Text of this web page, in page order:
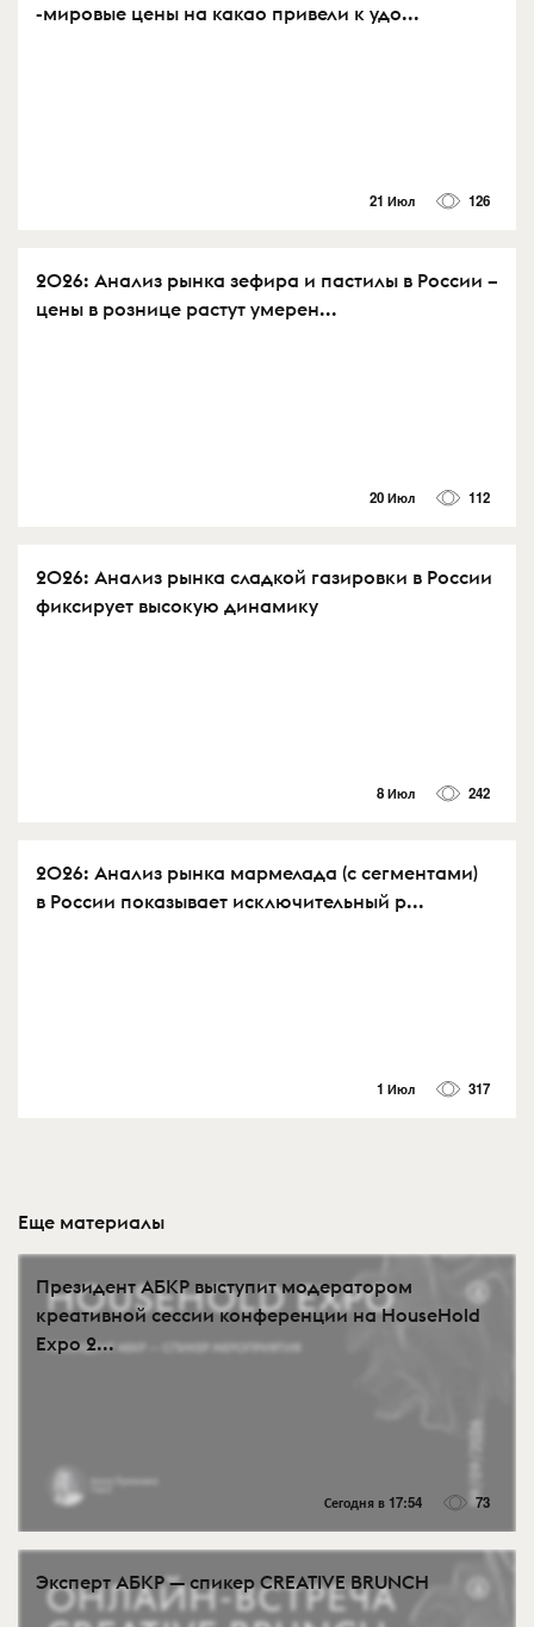
-мировые цены на какао привели к удо...
21 Июл 126
2026: Анализ рынка зефира и пастилы в России –
цены в рознице растут умерен...
20 Июл 112
2026: Анализ рынка сладкой газировки в России
фиксирует высокую динамику
8 Июл 242
2026: Анализ рынка мармелада (с сегментами)
в России показывает исключительный р...
1 Июл 317
Еще материалы
Президент АБКР выступит модератором
креативной сессии конференции на HouseHold
Expo 2...
Сегодня в 17:54 73
Эксперт АБКР — спикер CREATIVE BRUNCH